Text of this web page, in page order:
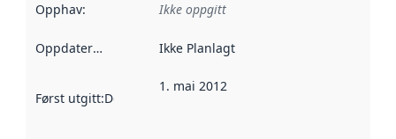
Opphav: Ikke oppgitt
Oppdateringsfrekvens :
Ikke Planlagt
Først utgitt:Denne datoen sier når dataene i dette
1. mai 2012